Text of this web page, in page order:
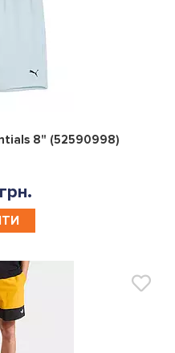
0
8" (52590998)